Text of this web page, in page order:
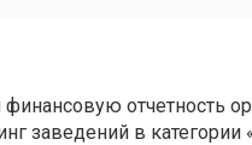
отчетность
заведений в